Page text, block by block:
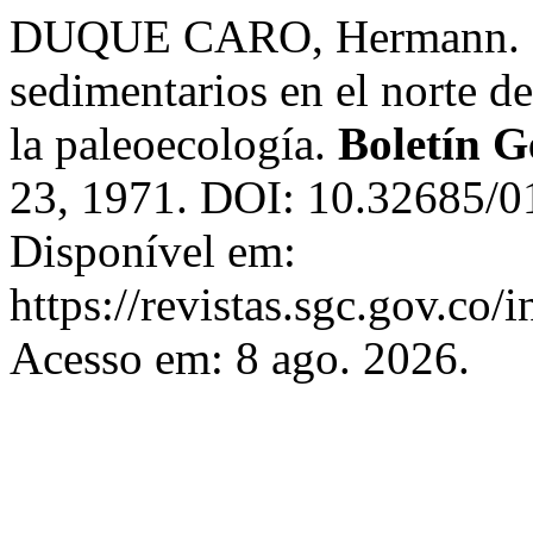
DUQUE CARO,
sedimentarios en el norte
la paleoecología. Boletín
23, 1971. DOI: 10.32685/
Disponível em:
https://
Acesso em: 8 ago. 2026.